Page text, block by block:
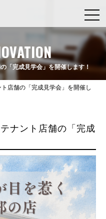
「完成見学会」を開催します！
店舗の「完成見学会」を開催し
ナント店舗の「完成